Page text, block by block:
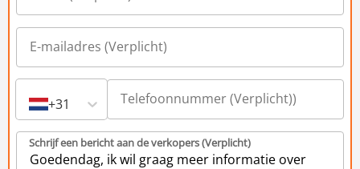
+31
Schrijf een bericht aan de verkopers (Verplicht)